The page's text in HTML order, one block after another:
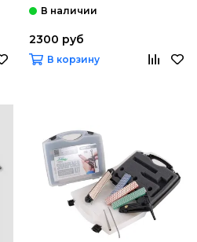
2300 руб
В корзину